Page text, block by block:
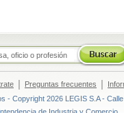
| Preguntas frecuentes |
- Copyright 2026 LEGIS S.A -